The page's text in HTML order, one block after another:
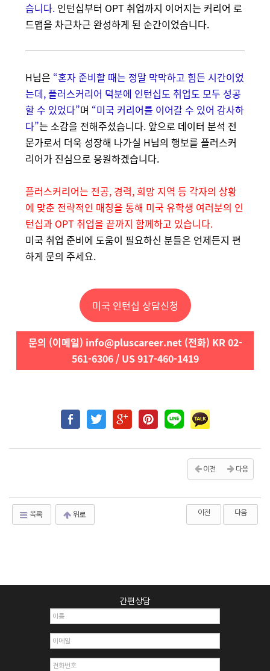
습니다. 인턴십부터 OPT 취업까지 이어지는 커리어 로
드맵을 차근차근 완성하게 된 순간이었습니다.
H님은 “혼자 준비할 때는 정말 막막하고 힘든 시간이었
는데, 플러스커리어 덕분에 인턴십도 취업도 모두 성공
할 수 있었다”며 “미국 커리어를 이어갈 수 있어 감사하
다”는 소감을 전해주셨습니다. 앞으로 데이터 분석 전
문가로서 더욱 성장해 나가실 H님의 행보를 플러스커
리어가 진심으로 응원하겠습니다.
플러스커리어는 전공, 경력, 희망 지역 등 각자의 상황
에 맞춘 전략적인 매칭을 통해 미국 유학생 여러분의 인
턴십과 OPT 취업을 끝까지 함께하고 있습니다.
미국 취업 준비에 도움이 필요하신 분들은 언제든지 편
하게 문의 주세요.
미국 인턴십 상담신청
문의 (이메일) info@pluscareer.net (전화) KR 02-
561-6306 / US 917-460-1419
이전 다음
목록 위로 이전 다음
간편상담